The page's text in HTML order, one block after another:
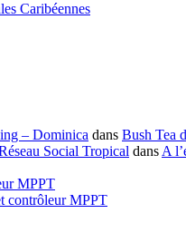
Caribéennes
– Dominica dans Bush Tea
Social Tropical dans A
MPPT
contrôleur MPPT